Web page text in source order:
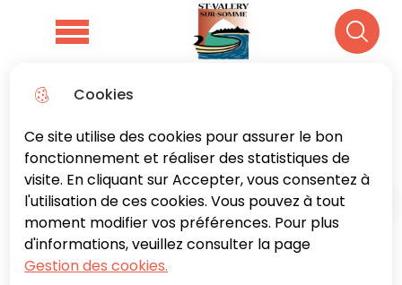
Cookies
Ce site utilise des cookies pour assurer le bon
fonctionnement et réaliser des statistiques de
visite. En cliquant sur Accepter, vous consentez à
l'utilisation de ces cookies. Vous pouvez à tout
moment modifier vos préférences. Pour plus
d'informations, veuillez consulter la page
Gestion des cookies.
Aller
au
Aller au
contenu
principal
Consulter
le plan du
site
Menu principal
S'inscrire à la newsletter
Accueil
Recevez une fois par mois le